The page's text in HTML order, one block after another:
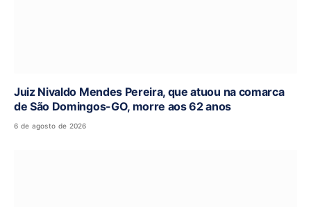
Juiz Nivaldo Mendes Pereira, que atuou na comarca
de São Domingos-GO, morre aos 62 anos
6 de agosto de 2026